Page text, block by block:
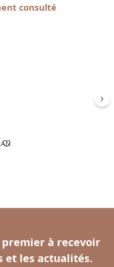
consulté
à recevoir
et les actualités.